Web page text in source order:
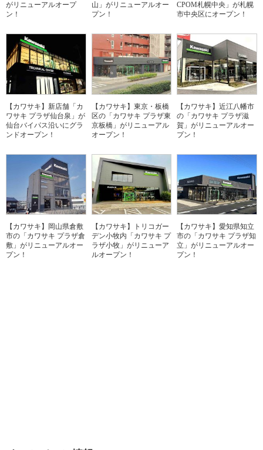
がリニューアルオープ
ン！
山」がリニューアルオー
プン！
CPOM札幌中央」が札幌
市中央区にオープン！
【カワサキ】新店舗「カ
ワサキ プラザ仙台泉」が
仙台バイパス沿いにグラ
ンドオープン！
【カワサキ】東京・板橋
区の「カワサキ プラザ東
京板橋」がリニューアル
オープン！
【カワサキ】近江八幡市
の「カワサキ プラザ滋
賀」がリニューアルオー
プン！
【カワサキ】岡山県倉敷
市の「カワサキ プラザ倉
敷」がリニューアルオー
プン！
【カワサキ】トリコガー
デン小牧内「カワサキ プ
ラザ小牧」がリニューア
ルオープン！
【カワサキ】愛知県知立
市の「カワサキ プラザ知
立」がリニューアルオー
プン！